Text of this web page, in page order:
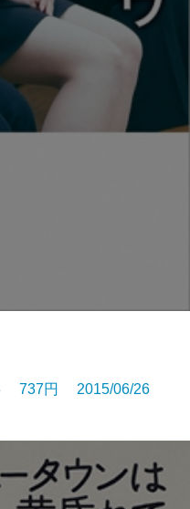
737円 2015/06/26